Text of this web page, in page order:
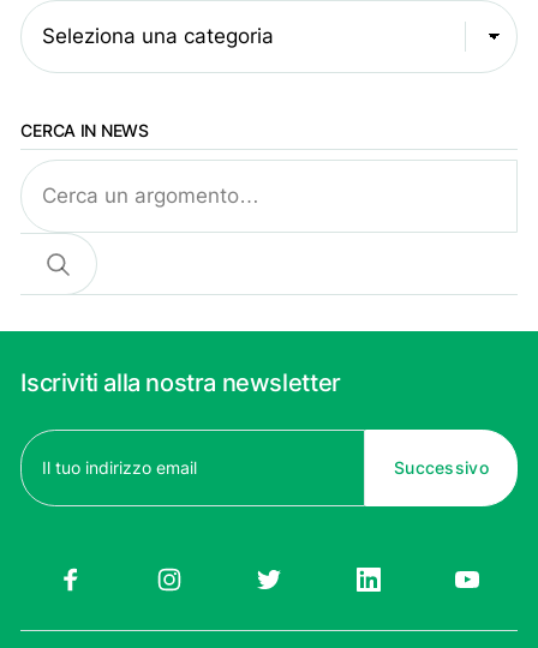
Seleziona una categoria
CERCA IN NEWS
Cerca
Iscriviti alla nostra newsletter
Email
(Obbligatorio)